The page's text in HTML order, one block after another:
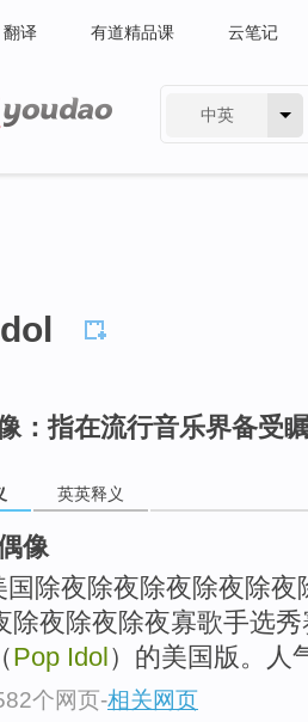
翻译 有道精品课 云笔记
中英
：指在流行音乐界备受
英英释义
像
国除夜除夜除夜除夜除
除夜除夜除夜寡歌手选
Pop Idol ）的美国版。人
个网页-相关网页